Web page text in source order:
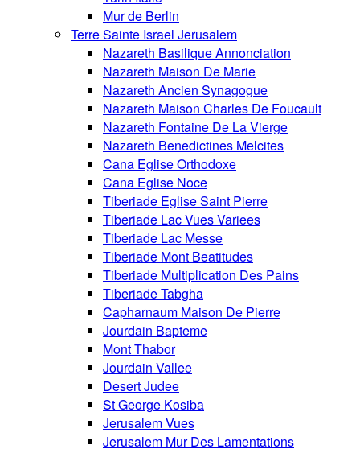
Mur de Berlin
Terre Sainte Israel Jerusalem
Nazareth Basilique Annonciation
Nazareth Maison De Marie
Nazareth Ancien Synagogue
Nazareth Maison Charles De Foucault
Nazareth Fontaine De La Vierge
Nazareth Benedictines Melcites
Cana Eglise Orthodoxe
Cana Eglise Noce
Tiberiade Eglise Saint Pierre
Tiberiade Lac Vues Variees
Tiberiade Lac Messe
Tiberiade Mont Beatitudes
Tiberiade Multiplication Des Pains
Tiberiade Tabgha
Capharnaum Maison De Pierre
Jourdain Bapteme
Mont Thabor
Jourdain Vallee
Desert Judee
St George Kosiba
Jerusalem Vues
Jerusalem Mur Des Lamentations